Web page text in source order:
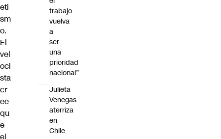
eti
sm
o.
El
vel
oci
sta
cr
ee
qu
e
el
trabajo
vuelva
a
ser
una
prioridad
nacional”
Julieta
Venegas
aterriza
en
Chile